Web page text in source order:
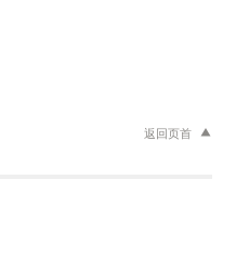
返回页首